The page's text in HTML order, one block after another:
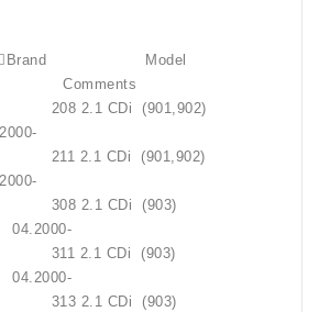
BENZ Brand Model
208 2.1 CDi (901,902)
211 2.1 CDi (901,902)
308 2.1 CDi (903)
311 2.1 CDi (903)
313 2.1 CDi (903)